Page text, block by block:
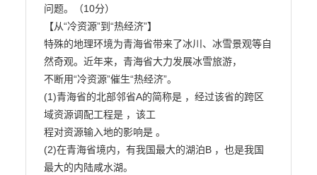
问题。（10分）
【从“冷资源”到“热经济”】
特殊的地理环境为青海省带来了冰川、冰雪景观等自
然奇观。近年来，青海省大力发展冰雪旅游，
不断用“冷资源”催生“热经济”。
(1)青海省的北部邻省A的简称是 ，经过该省的跨区
域资源调配工程是 ，该工
程对资源输入地的影响是 。
(2)在青海省境内，有我国最大的湖泊B ，也是我国
最大的内陆咸水湖。